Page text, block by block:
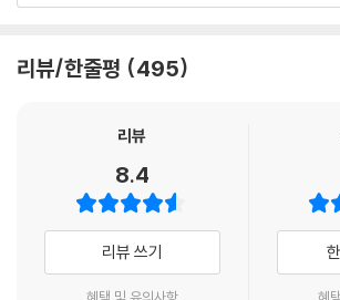
비만을 팔아먹고 사는 사람이 더 많은 세상이다. 그
은 시술로 무언가를 해주겠다는 사람들은 틀림없이
과 운동을 함께 병행해 가면서 얻은 것이다. 이게 습
정직한 결과물이다.
--- “비만은 질병이다”에서 (p.34)
‘구원’했노라고 고백한다. 저자는 이 책에서 운동을
야기한다. 특히 스트레스가 많고 머리를 주로 사용
정말 소중한 것은 급하지 않다
당장에는 별 문제가 없다.
리뷰/한줄평 495
리뷰
8.4
리뷰 쓰기
혜택 및 유의사항 혜